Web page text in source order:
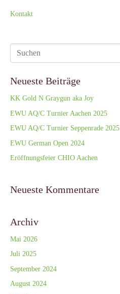
Kontakt
Neueste Beiträge
KK Gold N Graygun aka Joy
EWU AQ/C Turnier Aachen 2025
EWU AQ/C Turnier Seppenrade 2025
EWU German Open 2024
Eröffnungsfeier CHIO Aachen
Neueste Kommentare
Archiv
Mai 2026
Juli 2025
September 2024
August 2024